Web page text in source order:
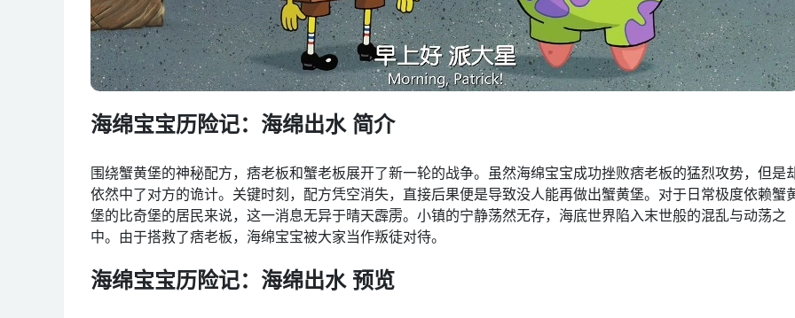
海绵宝宝历险记：海绵出水 简介
围绕蟹黄堡的神秘配方，痞老板和蟹老板展开了新一轮的战争。虽然海绵宝宝成功挫败痞老板的猛烈攻势，但是
依然中了对方的诡计。关键时刻，配方凭空消失，直接后果便是导致没人能再做出蟹黄堡。对于日常极度依赖蟹
堡的比奇堡的居民来说，这一消息无异于晴天霹雳。小镇的宁静荡然无存，海底世界陷入末世般的混乱与动荡之
中。由于搭救了痞老板，海绵宝宝被大家当作叛徒对待。
海绵宝宝历险记：海绵出水 预览